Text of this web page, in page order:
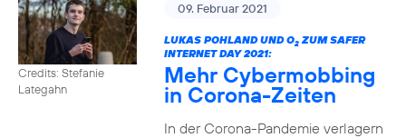
Credits: Stefanie
Lategahn
09. Februar 2021
LUKAS POHLAND UND O2ZUM SAFER
INTERNET DAY 2021:
Mehr Cybermobbing
in Corona-Zeiten
In der Corona-Pandemie verlagern